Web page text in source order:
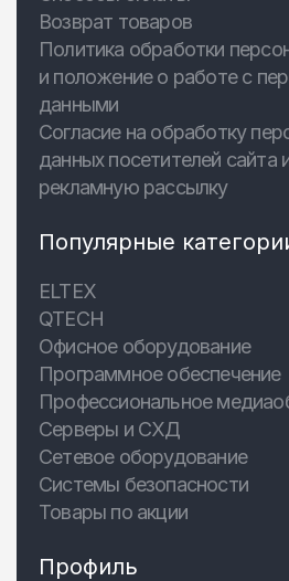
Возврат товаров
Политика обработки
и положение о работе с
данными
Согласие на обработку
данных посетителей сайта
рекламную рассылку
Популярные
ELTEX
QTECH
Офисное оборудование
Программное обеспечение
Профессиональное
Серверы и СХД
Сетевое оборудование
Системы безопасности
Товары по акции
Профиль